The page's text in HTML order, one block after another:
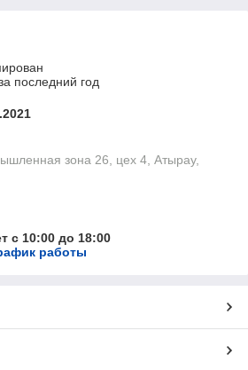
последний год
зона 26, цех 4, Атырау,
с 10:00 до 18:00
работы